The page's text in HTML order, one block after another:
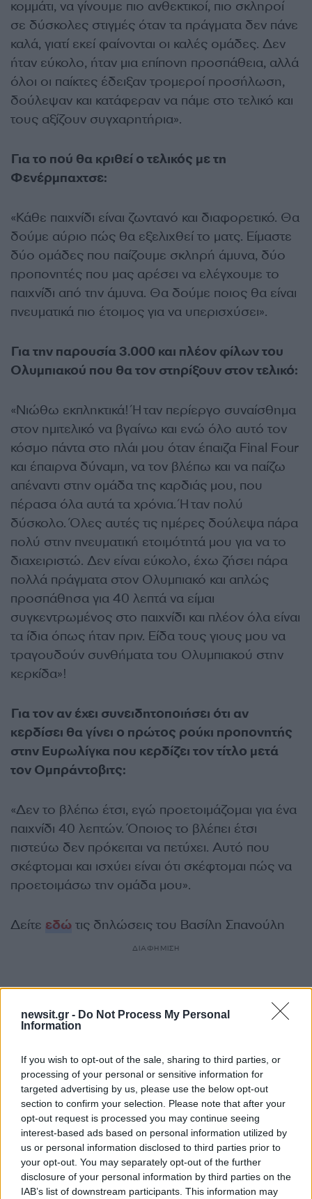
newsit.gr - Do Not Process My Personal
Information
If you wish to opt-out of the sale, sharing to third parties, or
processing of your personal or sensitive information for
targeted advertising by us, please use the below opt-out
section to confirm your selection. Please note that after your
opt-out request is processed you may continue seeing
interest-based ads based on personal information utilized by
us or personal information disclosed to third parties prior to
your opt-out. You may separately opt-out of the further
disclosure of your personal information by third parties on the
IAB’s list of downstream participants. This information may
κομμάτι, να γίνουμε πιο ανθεκτικοί, πιο σκληροί
σε δύσκολες στιγμές όταν τα πράγματα δεν πάνε
καλά, γιατί εκεί φαίνονται οι καλές ομάδες. Δεν
ήταν εύκολο, ήταν μια επίπονη προσπάθεια, αλλά
όλοι οι παίκτες έδειξαν τρομεροί προσήλωση,
δούλεψαν και κατάφεραν να πάμε στο τελικό και
τους αξίζουν συγχαρητήρια».
Για το πού θα κριθεί ο τελικός με τη
Φενέρμπαχτσε:
«Κάθε παιχνίδι είναι ζωντανό και διαφορετικό. Θα
δούμε αύριο πώς θα εξελιχθεί το ματς. Είμαστε
δύο ομάδες που παίζουμε σκληρή άμυνα, δύο
προπονητές που μας αρέσει να ελέγχουμε το
παιχνίδι από την άμυνα. Θα δούμε ποιος θα είναι
πνευματικά πιο έτοιμος για να υπερισχύσει».
Για την παρουσία 3.000 και πλέον φίλων του
Ολυμπιακού που θα τον στηρίξουν στον τελικό:
«Νιώθω εκπληκτικά! Ήταν περίεργο συναίσθημα
στον ημιτελικό να βγαίνω και ενώ όλο αυτό τον
κόσμο πάντα στο πλάι μου όταν έπαιζα Final Four
και έπαιρνα δύναμη, να τον βλέπω και να παίζω
απέναντι στην ομάδα της καρδιάς μου, που
πέρασα όλα αυτά τα χρόνια. Ήταν πολύ
δύσκολο. Όλες αυτές τις ημέρες δούλεψα πάρα
πολύ στην πνευματική ετοιμότητά μου για να το
διαχειριστώ. Δεν είναι εύκολο, έχω ζήσει πάρα
πολλά πράγματα στον Ολυμπιακό και απλώς
προσπάθησα για 40 λεπτά να είμαι
συγκεντρωμένος στο παιχνίδι και πλέον όλα είναι
τα ίδια όπως ήταν πριν. Είδα τους γιους μου να
τραγουδούν συνθήματα του Ολυμπιακού στην
κερκίδα»!
Για τον αν έχει συνειδητοποιήσει ότι αν
κερδίσει θα γίνει ο πρώτος ρούκι προπονητής
στην Ευρωλίγκα που κερδίζει τον τίτλο μετά
τον Ομπράντοβιτς:
«Δεν το βλέπω έτσι, εγώ προετοιμάζομαι για ένα
παιχνίδι 40 λεπτών. Όποιος το βλέπει έτσι
πιστεύω δεν πρόκειται να πετύχει. Αυτό που
σκέφτομαι και ισχύει είναι ότι σκέφτομαι πώς να
προετοιμάσω την ομάδα μου».
Δείτε εδώ τις δηλώσεις του Βασίλη Σπανούλη
ΔΙΑΦΗΜΙΣΗ
Αν τα χάσατε